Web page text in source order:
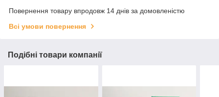
Повернення товару впродовж 14 днів за домовленістю
Всі умови повернення
Подібні товари компанії